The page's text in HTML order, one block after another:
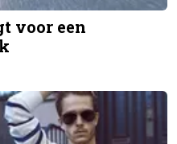
voor een